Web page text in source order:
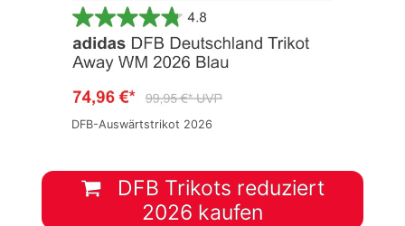
DFB-Auswärtstrikot 2026
DFB Trikots reduziert
2026 kaufen